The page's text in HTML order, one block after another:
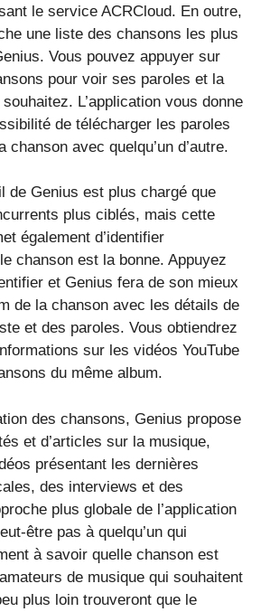
le service ACRCloud. En outre,
une liste des chansons les plus
Vous pouvez appuyer sur
pour voir ses paroles et la
L’application vous donne
de télécharger les paroles
chanson avec quelqu’un d’autre.
de Genius est plus chargé que
plus ciblés, mais cette
également d’identifier
chanson est la bonne. Appuyez
et Genius fera de son mieux
de la chanson avec les détails de
et des paroles. Vous obtiendrez
sur les vidéos YouTube
du même album.
des chansons, Genius propose
et d’articles sur la musique,
présentant les dernières
des interviews et des
plus globale de l’application
être pas à quelqu’un qui
à savoir quelle chanson est
de musique qui souhaitent
plus loin trouveront que le